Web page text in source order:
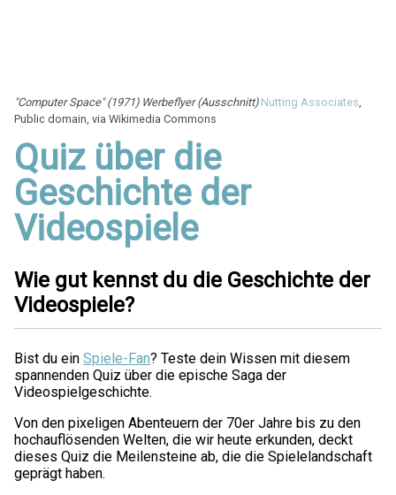
"Computer Space" (1971) Werbeflyer (Ausschnitt) Nutting Associates
Public domain, via Wikimedia Commons
Quiz über die
Geschichte der
Videospiele
Wie gut kennst du die Geschichte der
Videospiele?
Bist du ein Spiele-Fan? Teste dein Wissen mit diesem
spannenden Quiz über die epische Saga der
Videospielgeschichte.
Von den pixeligen Abenteuern der 70er Jahre bis zu den
hochauflösenden Welten, die wir heute erkunden, deckt
dieses Quiz die Meilensteine ab, die die Spielelandschaft
geprägt haben.